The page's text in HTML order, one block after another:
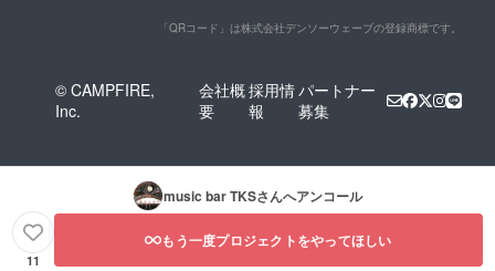
「QRコード」は株式会社デンソーウェーブの登録商標です。
© CAMPFIRE,
Inc.
会社概
要
採用情
報
パートナー
募集
music bar TKSさんへアンコール
11
もう一度プロジェクトをやってほしい